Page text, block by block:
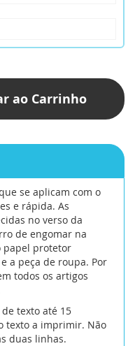
ao Carrinho
se aplicam com o
e rápida. As
no verso da
de engomar na
papel protetor
a peça de roupa. Por
todos os artigos
texto até 15
texto a imprimir. Não
duas linhas.